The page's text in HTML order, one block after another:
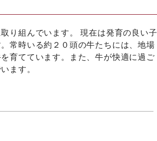
り組んでいます。 現在は発育の良い子
常時いる約２０頭の牛たちには、地場
育てています。また、牛が快適に過ご
ます。